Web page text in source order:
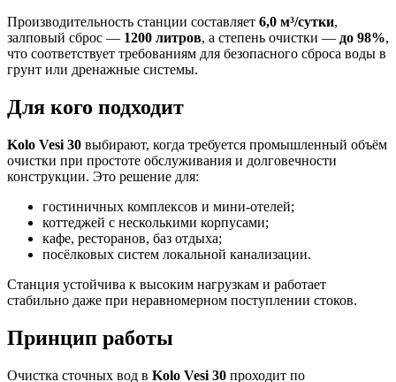
Производительность станции составляет 6,0 м³/сутки,
залповый сброс — 1200 литров, а степень очистки — до 98%,
что соответствует требованиям для безопасного сброса воды в
грунт или дренажные системы.
Для кого подходит
Kolo Vesi 30 выбирают, когда требуется промышленный объём
очистки при простоте обслуживания и долговечности
конструкции. Это решение для:
гостиничных комплексов и мини-отелей;
коттеджей с несколькими корпусами;
кафе, ресторанов, баз отдыха;
посёлковых систем локальной канализации.
Станция устойчива к высоким нагрузкам и работает
стабильно даже при неравномерном поступлении стоков.
Принцип работы
Очистка сточных вод в Kolo Vesi 30 проходит по